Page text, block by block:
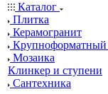
Каталог
Плитка
Керамогранит
Крупноформатный
Мозаика
Клинкер и ступени
Сантехника